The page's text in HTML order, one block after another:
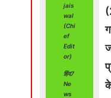
jais
wal
(Chi
ef
Edit
or)
हिंद7
Ne
ws